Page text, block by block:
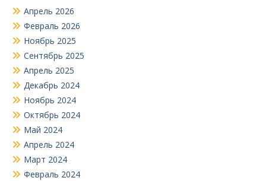
Апрель 2026
Февраль 2026
Ноябрь 2025
Сентябрь 2025
Апрель 2025
Декабрь 2024
Ноябрь 2024
Октябрь 2024
Май 2024
Апрель 2024
Март 2024
Февраль 2024